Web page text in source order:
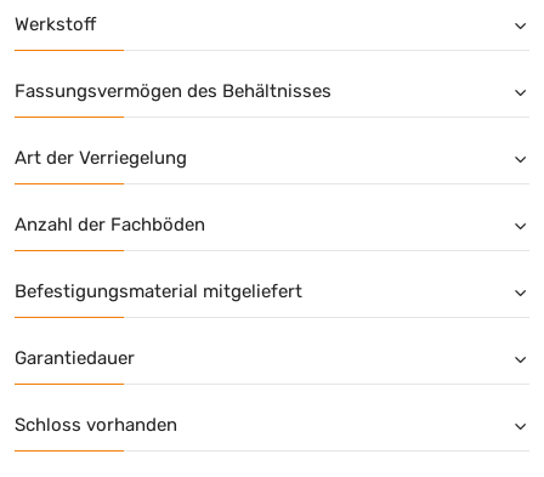
Werkstoff
Fassungsvermögen des Behältnisses
Art der Verriegelung
Anzahl der Fachböden
Befestigungsmaterial mitgeliefert
Garantiedauer
Schloss vorhanden